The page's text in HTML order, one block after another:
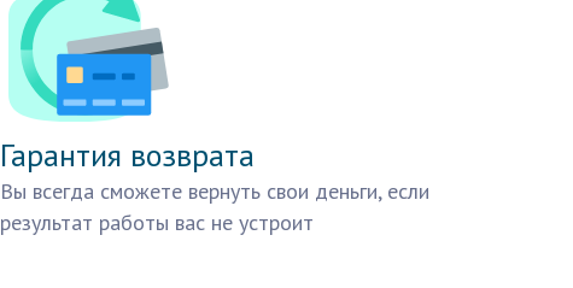
Гарантия возврата
Вы всегда сможете вернуть свои деньги, если
результат работы вас не устроит